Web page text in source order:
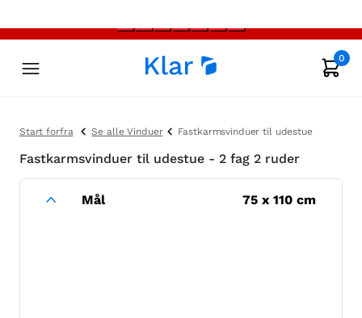
0
Start forfra Se alle Vinduer Fastkarmsvinduer til udestue
Fastkarmsvinduer til udestue - 2 fag 2 ruder
Mål 75 x 110 cm